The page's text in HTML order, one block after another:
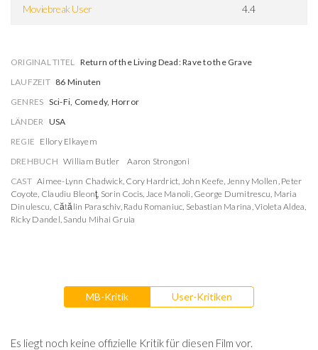
Moviebreak User 4.4
ORIGINAL TITEL Return of the Living Dead: Rave to the Grave
LAUFZEIT 86 Minuten
GENRES Sci-Fi, Comedy, Horror
LÄNDER USA
REGIE Ellory Elkayem
DREHBUCH William Butler
Aaron Strongoni
CAST Aimee-Lynn Chadwick, Cory Hardrict, John Keefe, Jenny Mollen, Peter
Coyote, Claudiu Bleonţ, Sorin Cocis, Jace Manoli, George Dumitrescu, Maria
Dinulescu, Cătălin Paraschiv, Radu Romaniuc, Sebastian Marina,Violeta Aldea,
Ricky Dandel, Sandu Mihai Gruia
MB-Kritik User-Kritiken
Es liegt noch keine offizielle Kritik für diesen Film vor.